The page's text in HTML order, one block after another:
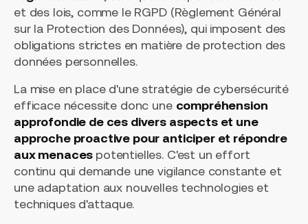
et des lois, comme le RGPD (Règlement Général
sur la Protection des Données), qui imposent des
obligations strictes en matière de protection des
données personnelles.
La mise en place d'une stratégie de cybersécurité
efficace nécessite donc une compréhension
approfondie de ces divers aspects et une
approche proactive pour anticiper et répondre
aux menaces potentielles. C'est un effort
continu qui demande une vigilance constante et
une adaptation aux nouvelles technologies et
techniques d'attaque.